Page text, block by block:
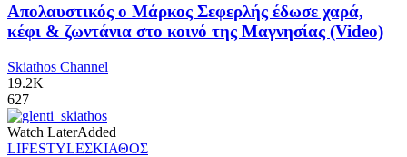
Απολαυστικός ο Μάρκος Σεφερλής έδωσε χαρά,
κέφι & ζωντάνια στο κοινό της Μαγνησίας (Video)
Skiathos Channel
19.2K
627
Watch LaterAdded
LIFESTYLEΣΚΙΑΘΟΣ